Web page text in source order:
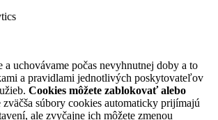
a uchovávame počas nevyhnutnej doby a to
a pravidlami jednotlivých poskytovateľov
Cookies môžete zablokovať alebo
súbory cookies automaticky prijímajú
ale zvyčajne ich môžete zmenou